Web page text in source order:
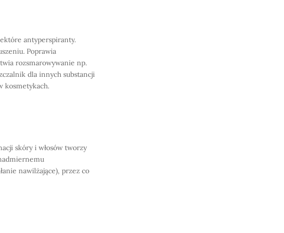
antyperspiranty.
Poprawia
rozsmarowywanie np.
dla innych substancji
kosmetykach.
skóry i włosów tworzy
nawilżające), przez co